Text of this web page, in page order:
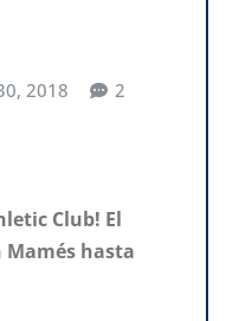
2018 2
Club! El
hasta